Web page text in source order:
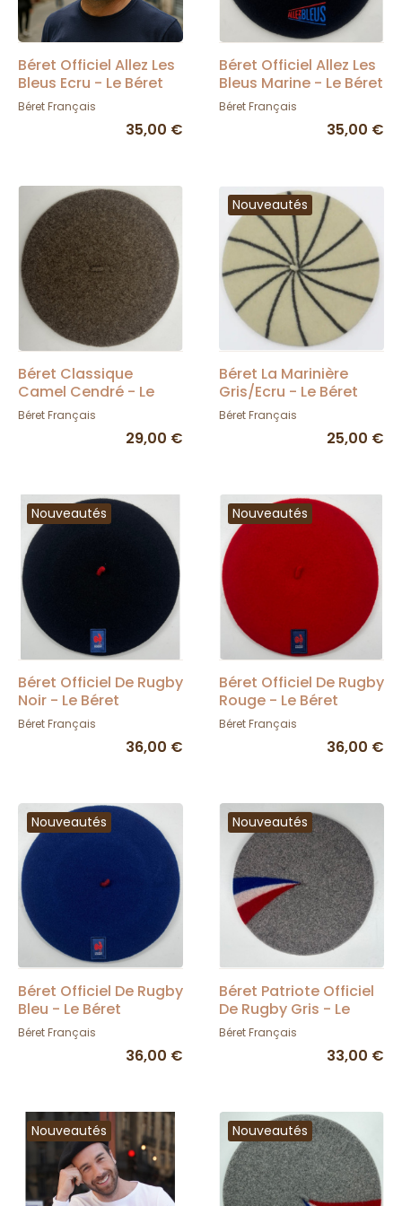
Béret Officiel Allez Les
Bleus Ecru - Le Béret
Français
Béret Français
35,00 €
Béret Officiel Allez Les
Bleus Marine - Le Béret
Français
Béret Français
35,00 €
Béret Classique
Camel Cendré - Le
Béret Français
Béret Français
29,00 €
Nouveautés
Béret La Marinière
Gris/Ecru - Le Béret
Français
Béret Français
25,00 €
Nouveautés
Béret Officiel De Rugby
Noir - Le Béret
Français
Béret Français
36,00 €
Nouveautés
Béret Officiel De Rugby
Rouge - Le Béret
Français
Béret Français
36,00 €
Nouveautés
Béret Officiel De Rugby
Bleu - Le Béret
Français
Béret Français
36,00 €
Nouveautés
Béret Patriote Officiel
De Rugby Gris - Le
Béret Français
Béret Français
33,00 €
Nouveautés Nouveautés